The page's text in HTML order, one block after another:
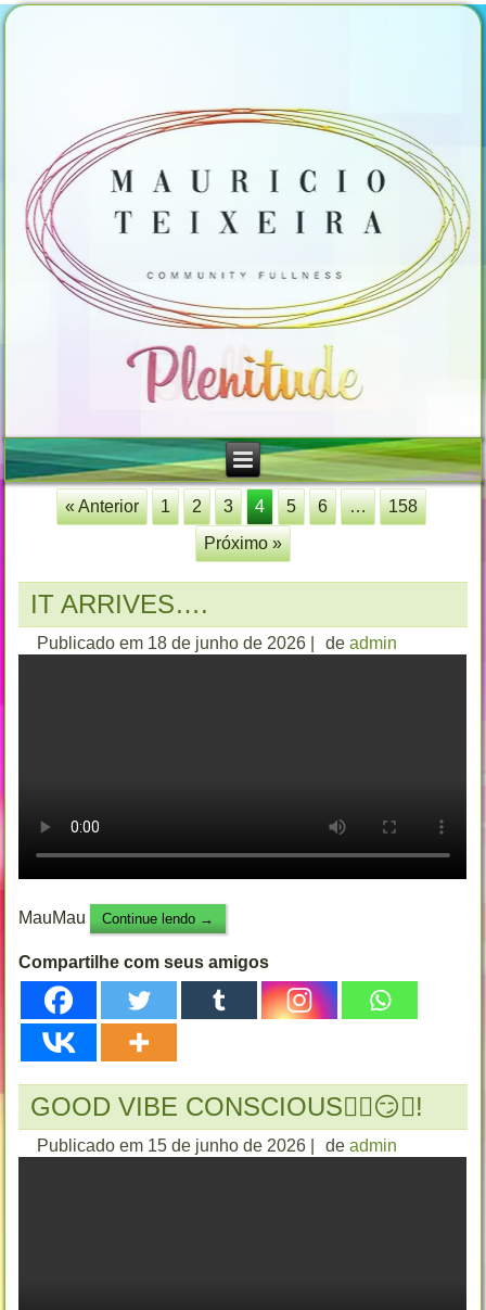
« Anterior 1 2 3 4 5 6 …
158
Próximo »
IT ARRIVES….
Publicado em 18 de junho de 2026 de admin
MauMau Continue lendo →
Compartilhe com seus amigos
GOOD VIBE CONSCIOUS✌🏻😏💯!
Publicado em 15 de junho de 2026 de admin